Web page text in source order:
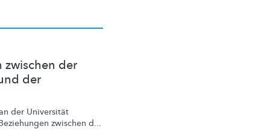
zwischen der
der
der Universität
zwischen d...